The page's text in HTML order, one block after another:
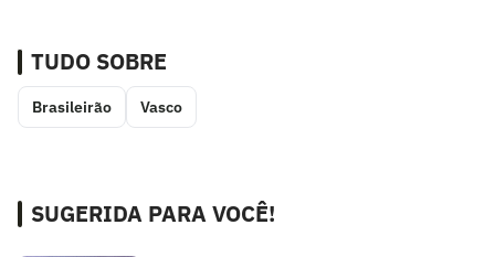
TUDO SOBRE
Brasileirão Vasco
SUGERIDA PARA VOCÊ!